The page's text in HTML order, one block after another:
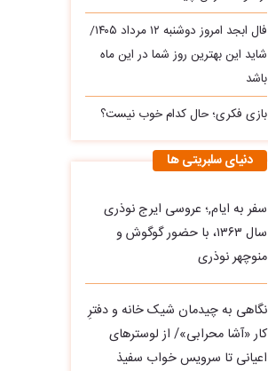
فال ابجد امروز دوشنبه ۱۲ مرداد ۱۴۰۵/
شاید این بهترین روز شما در این ماه
باشد
بازی فکری؛ حال کدام خوب نیست؟
دنیای سلبریتی ها
سفر به ایام,؛ عروسی ایرج نوذری
سال ۱۳۶۳، با حضور گوگوش و
منوچهر نوذری
نگاهی به چیدمان شیک خانه و دفترِ
کار «آشا محرابی»/ از لوسترهای
اعیانی تا سرویس خواب سفیذ